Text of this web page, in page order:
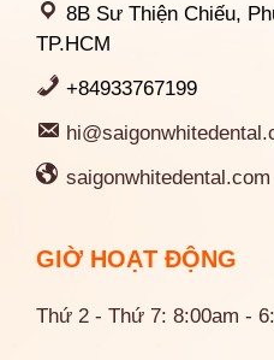
8B Sư Thiện Chiếu,
TP.HCM
+84933767199
saigonwhitedental.com
GIỜ HOẠT ĐỘNG
Thứ 2 - Thứ 7: 8:00am -